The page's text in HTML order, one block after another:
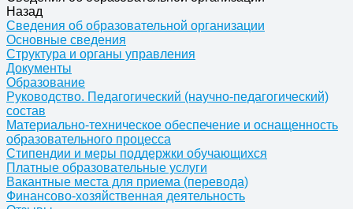
Назад
Сведения об образовательной организации
Основные сведения
Структура и органы управления
Документы
Образование
Руководство. Педагогический (научно-педагогический)
состав
Материально-техническое обеспечение и оснащенность
образовательного процесса
Стипендии и меры поддержки обучающихся
Платные образовательные услуги
Вакантные места для приема (перевода)
Финансово-хозяйственная деятельность